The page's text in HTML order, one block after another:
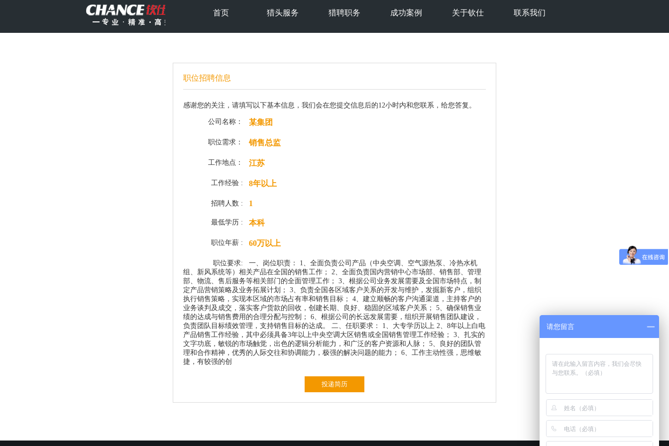
首页 猎头服务 猎聘职务 成功案例 关于钦仕 联系我们
职位招聘信息
感谢您的关注，请填写以下基本信息，我们会在您提交信息后的12小时内和您联系，给您答复。
公司名称： 某集团
职位需求： 销售总监
工作地点： 江苏
工作经验 : 8年以上
招聘人数 : 1
最低学历 : 本科
职位年薪 : 60万以上
职位要求:
一、岗位职责： 1、全面负责公司产品（中央空调、空气源热泵、冷热水机
组、新风系统等）相关产品在全国的销售工作； 2、全面负责国内营销中心市场部、销售部、管理
部、物流、售后服务等相关部门的全面管理工作； 3、根据公司业务发展需要及全国市场特点，制
定产品营销策略及业务拓展计划； 3、负责全国各区域客户关系的开发与维护，发掘新客户，组织
执行销售策略，实现本区域的市场占有率和销售目标； 4、建立顺畅的客户沟通渠道，主持客户的
业务谈判及成交，落实客户货款的回收，创建长期、良好、稳固的区域客户关系； 5、确保销售业
绩的达成与销售费用的合理分配与控制； 6、根据公司的长远发展需要，组织开展销售团队建设，
负责团队目标绩效管理，支持销售目标的达成。 二、任职要求： 1、大专学历以上 2、8年以上白电
产品销售工作经验，其中必须具备3年以上中央空调大区销售或全国销售管理工作经验； 3、扎实的
文字功底，敏锐的市场触觉，出色的逻辑分析能力，和广泛的客户资源和人脉； 5、良好的团队管
理和合作精神，优秀的人际交往和协调能力，极强的解决问题的能力； 6、工作主动性强，思维敏
捷，有较强的创
请您留言